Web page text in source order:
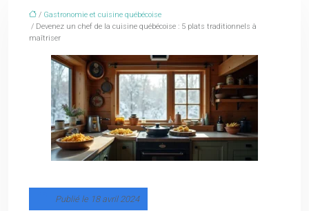
/ Gastronomie et cuisine québécoise
/ Devenez un chef de la cuisine québécoise : 5 plats traditionnels à
maîtriser
Publié le 18 avril 2024